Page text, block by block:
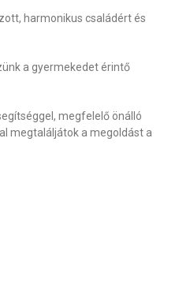
harmonikus családért és
a gyermekedet érintő
megfelelő önálló
megtaláljátok a megoldást a